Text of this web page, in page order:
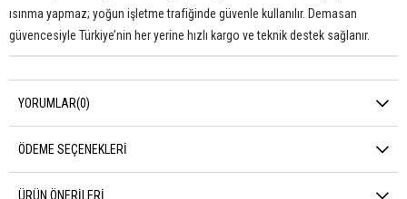
ısınma yapmaz; yoğun işletme trafiğinde güvenle kullanılır. Demasan
güvencesiyle Türkiye’nin her yerine hızlı kargo ve teknik destek sağlanır.
YORUMLAR(0)
ÖDEME SEÇENEKLERI
ÜRÜN ÖNERILERI